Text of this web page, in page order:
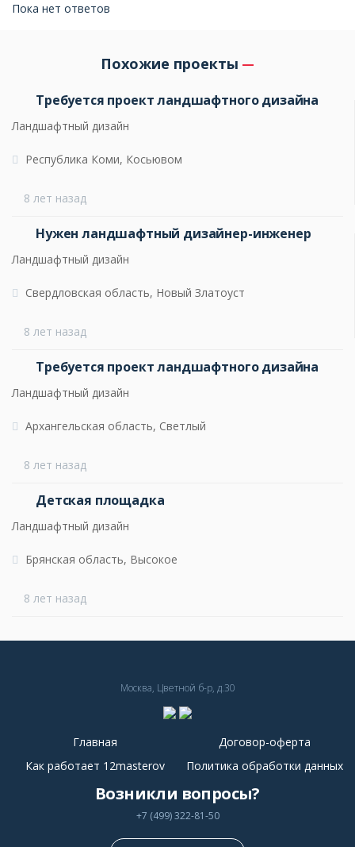
Пока нет ответов
Похожие проекты
Требуется проект ландшафтного дизайна
Ландшафтный дизайн
8 лет назад
Республика Коми, Косьювом
Нужен ландшафтный дизайнер-инженер
Ландшафтный дизайн
8 лет назад
Свердловская область, Новый Златоуст
Требуется проект ландшафтного дизайна
Ландшафтный дизайн
8 лет назад
Архангельская область, Светлый
Детская площадка
Ландшафтный дизайн
8 лет назад
Брянская область, Высокое
Москва, Цветной б-р, д.30
Главная
Договор-оферта
Как работает 12masterov
Политика обработки данных
Возникли вопросы?
+7 (499) 322-81-50